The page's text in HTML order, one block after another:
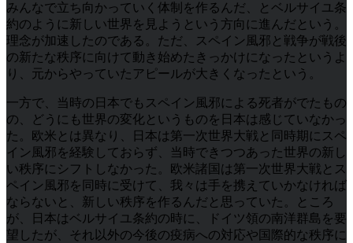
みんなで立ち向かっていく体制を作るんだ、とベルサイユ条
約のように新しい世界を見ようという方向に進んだという。
理念が加速したのである。ただ、スペイン風邪と戦争が戦後
の新たな秩序に向けて動き始めたきっかけになったというよ
り、元からやっていたアピールが大きくなったという。
一方で、当時の日本でもスペイン風邪による死者がでたもの
の、どうにも世界の変化というものを日本は感じていなかっ
た。欧米とは異なり、日本は第一次世界大戦と同時期にスペ
イン風邪を経験しておらず、当時できつつあった世界の新し
い秩序にシフトしなかった。欧米諸国は第一次世界大戦とス
ペイン風邪を同時に受けて、我々は手を携えていかなければ
ならないと、新しい秩序を作るんだと思っていた。ところ
が、日本はベルサイユ条約の時に、ドイツ領の南洋群島を要
望したが、それ以外の今後の疫病への対応や国際的な秩序に